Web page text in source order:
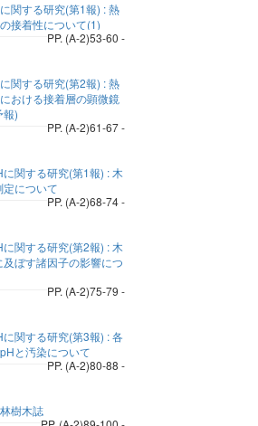
関する研究(第1報) : 熱
接着性について(1)
PP. (A-2)53-60 -
関する研究(第2報) : 熱
おける接着層の顕微鏡
報)
PP. (A-2)61-67 -
に関する研究(第1報) : 木
について
PP. (A-2)68-74 -
に関する研究(第2報) : 木
ぼす諸因子の影響につ
PP. (A-2)75-79 -
に関する研究(第3報) : 各
と汚染について
PP. (A-2)80-88 -
樹木誌